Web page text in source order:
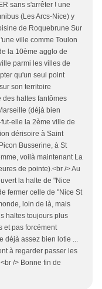
sans s'arrêter ! une
(Les Arcs-Nice) y
de Roquebrune Sur
ville comme Toulon
la 10ème agglo de
parmi les villes de
qu'un seul point
son territoire
des haltes fantômes
(déjà bien
elle la 2ème ville de
dérisoire à Saint
Busserine, à St
voilà maintenant La
de pointe).<br /> Au
la halte de "Nice
fermer celle de "Nice St
loin de là, mais
haltes toujours plus
et pas forcément
déjà assez bien lotie ...
à regarder passer les
/> Bonne fin de